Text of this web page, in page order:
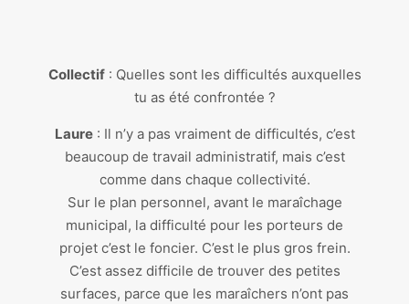
Collectif: Quelles sont les difficultés auxquelles
tu as été confrontée ?
Laure: Il n’y a pas vraiment de difficultés, c’est
beaucoup de travail administratif, mais c’est
comme dans chaque collectivité.
Sur le plan personnel, avant le maraîchage
municipal, la difficulté pour les porteurs de
projet c’est le foncier. C’est le plus gros frein.
C’est assez difficile de trouver des petites
surfaces, parce que les maraîchers n’ont pas